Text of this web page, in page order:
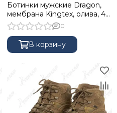
Ботинки мужские Dragon,
мембрана Kingtex, олива, 43
NISUS
0
В корзину